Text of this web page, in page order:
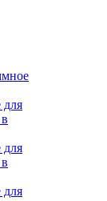
для
для
для